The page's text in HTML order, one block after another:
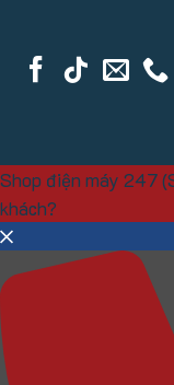
Shop điện máy 247
khách?